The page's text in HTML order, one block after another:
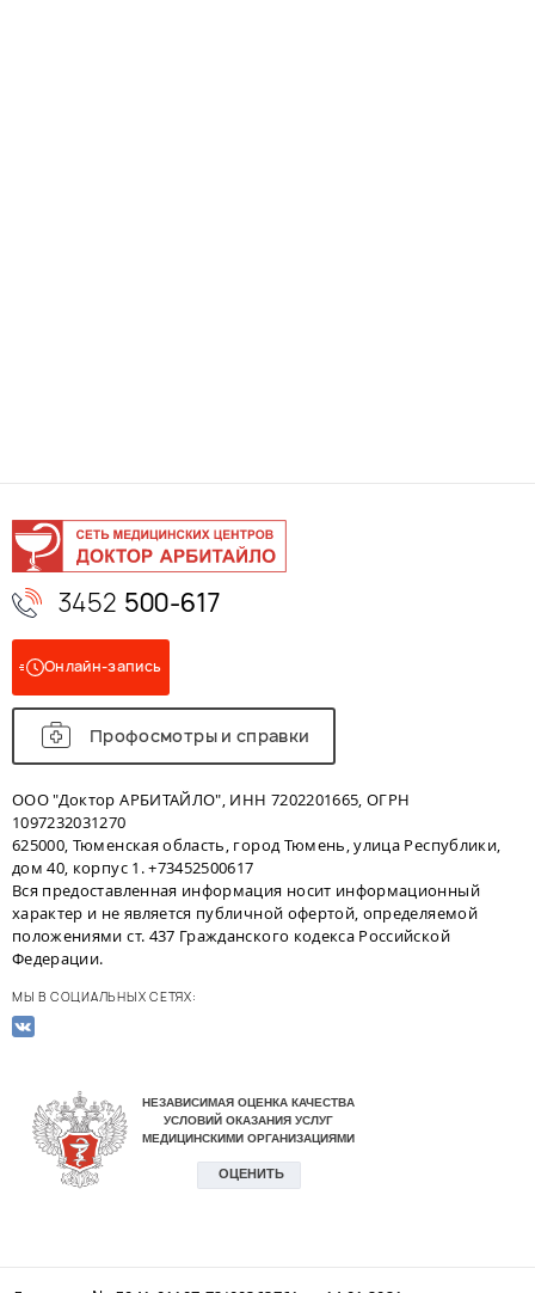
3452 500-617
Онлайн-запись
Профосмотры и справки
ООО "Доктор АРБИТАЙЛО", ИНН 7202201665, ОГРН
1097232031270
625000, Тюменская область, город Тюмень, улица Республики,
дом 40, корпус 1. +73452500617
Вся предоставленная информация носит информационный
характер и не является публичной офертой, определяемой
положениями ст. 437 Гражданского кодекса Российской
Федерации.
МЫ В СОЦИАЛЬНЫХ СЕТЯХ: